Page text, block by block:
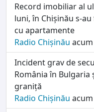
Record imobiliar al
luni, în Chișinău s-
cu apartamente
Radio Chișinău
Incident grav de
România în Bulgaria
graniță
Radio Chișinău